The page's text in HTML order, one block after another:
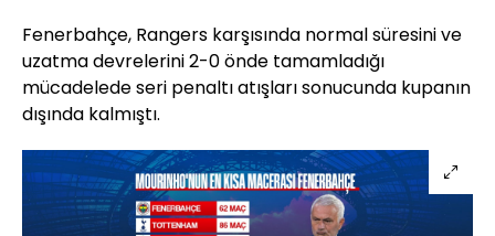
Fenerbahçe, Rangers karşısında normal süresini ve
uzatma devrelerini 2-0 önde tamamladığı
mücadelede seri penaltı atışları sonucunda kupanın
dışında kalmıştı.